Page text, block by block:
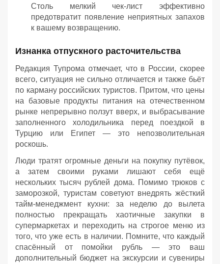
Столь мелкий чек-лист эффективно
предотвратит появление неприятных запахов
к вашему возвращению.
Изнанка отпускного расточительства
Редакция Тупрома отмечает, что в России, скорее
всего, ситуация не сильно отличается и также бьёт
по карману российских туристов. Притом, что цены
на базовые продукты питания на отечественном
рынке непрерывно ползут вверх, и выбрасывание
заполненного холодильника перед поездкой в
Турцию или Египет — это непозволительная
роскошь.
Люди тратят огромные деньги на покупку путёвок,
а затем своими руками лишают себя ещё
нескольких тысяч рублей дома. Помимо трюков с
заморозкой, туристам советуют внедрять жёсткий
тайм-менеджмент кухни: за неделю до вылета
полностью прекращать хаотичные закупки в
супермаркетах и переходить на строгое меню из
того, что уже есть в наличии. Помните, что каждый
спасённый от помойки рубль — это ваш
дополнительный бюджет на экскурсии и сувениры